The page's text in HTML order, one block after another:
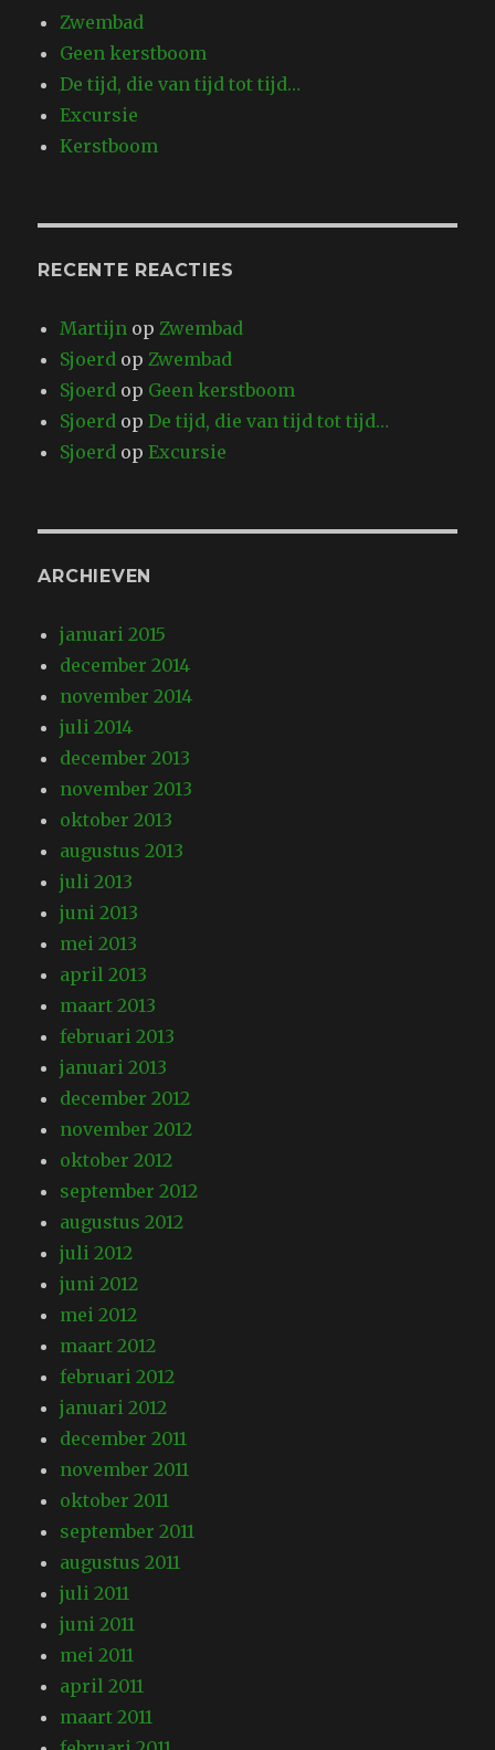
Zwembad
Geen kerstboom
De tijd, die van tijd tot tijd…
Excursie
Kerstboom
RECENTE REACTIES
Martijn opZwembad
Sjoerd opZwembad
Sjoerd op Geen kerstboom
Sjoerd opDe tijd, die van tijd tot tijd…
Sjoerd opExcursie
ARCHIEVEN
januari 2015
december 2014
november 2014
juli 2014
december 2013
november 2013
oktober 2013
augustus 2013
juli 2013
juni 2013
mei 2013
april 2013
maart 2013
februari 2013
januari 2013
december 2012
november 2012
oktober 2012
september 2012
augustus 2012
juli 2012
juni 2012
mei 2012
maart 2012
februari 2012
januari 2012
december 2011
november 2011
oktober 2011
september 2011
augustus 2011
juli 2011
juni 2011
mei 2011
april 2011
maart 2011